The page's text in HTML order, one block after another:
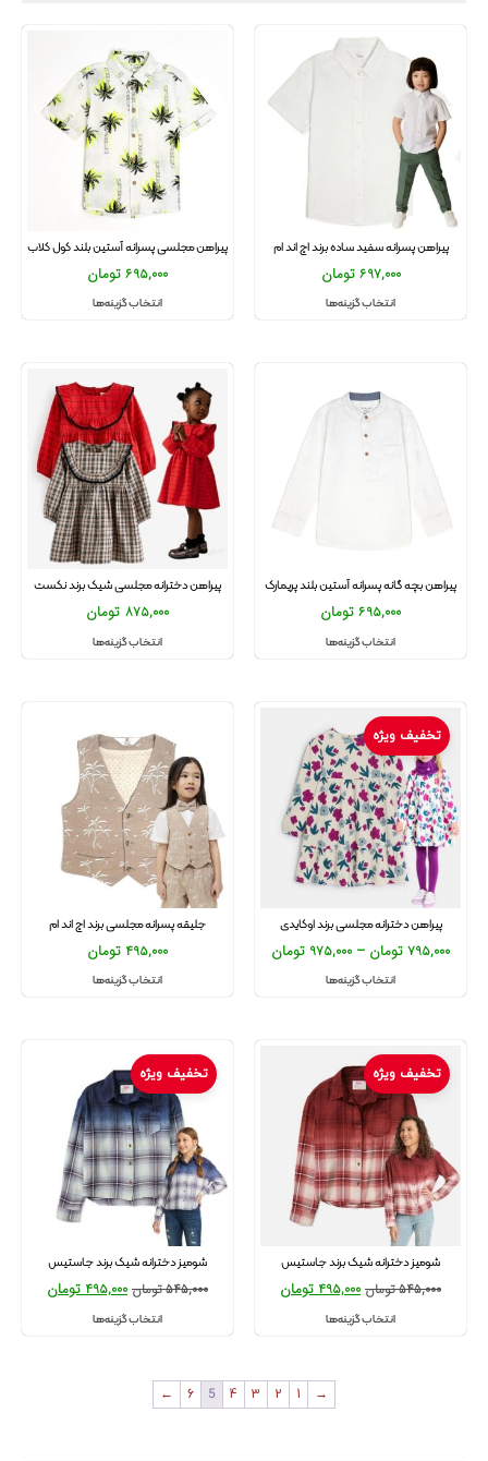
پیراهن پسرانه سفید ساده برند اچ اند ام
697,000 تومان
انتخاب گزینه‌ها
پیراهن مجلسی پسرانه آستین بلند کول کلاب
695,000تومان
انتخاب گزینه‌ها
پیراهن بچه گانه پسرانه آستین بلند پریمارک
695,000تومان
انتخاب گزینه‌ها
پیراهن دخترانه مجلسی شیک برند نکست
875,000 تومان
انتخاب گزینه‌ها
تخفیف ویژه
پیراهن دخترانه مجلسی برند اوکایدی
795,000تومان –
975,000 تومان
انتخاب گزینه‌ها
جلیقه پسرانه مجلسی برند اچ اند ام
495,000 تومان
انتخاب گزینه‌ها
تخفیف ویژه
شومیز دخترانه شیک برند جاستیس
545,000 تومان 495,000تومان
انتخاب گزینه‌ها
تخفیف ویژه
شومیز دخترانه شیک برند جاستیس
545,000 تومان 495,000تومان
انتخاب گزینه‌ها
→
1
2
3
4
5
6
←